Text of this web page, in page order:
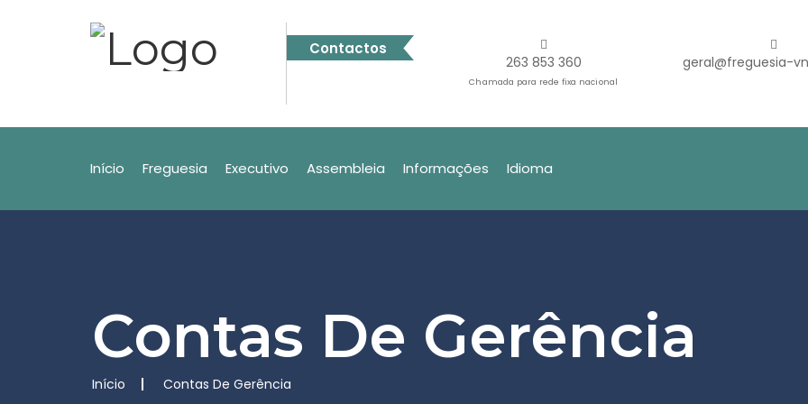
Contactos
263 853 360
Chamada para rede fixa nacional
geral@freguesia-
Início Freguesia Executivo Assembleia Informações Idioma
Contas De Gerência
Início Contas De Gerência